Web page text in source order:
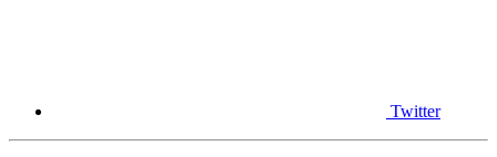
Twitter